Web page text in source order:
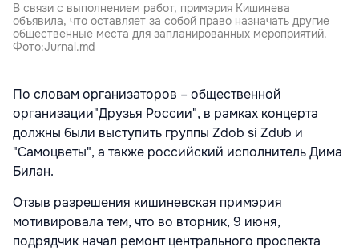
В связи с выполнением работ, примэрия Кишинева
объявила, что оставляет за собой право назначать другие
общественные места для запланированных мероприятий.
Фото:Jurnal.md
По словам организаторов – общественной
организации"Друзья России", в рамках концерта
должны были выступить группы Zdob si Zdub и
"Самоцветы", а также российский исполнитель Дима
Билан.
Отзыв разрешения кишиневская примэрия
мотивировала тем, что во вторник, 9 июня,
подрядчик начал ремонт центрального проспекта